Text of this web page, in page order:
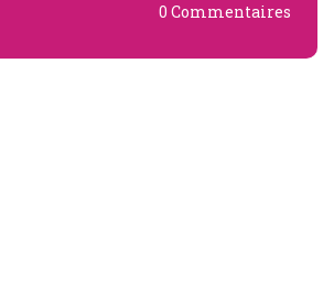
0 Commentaires